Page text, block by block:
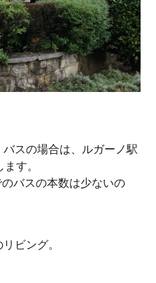
スの場合は、ルガーノ駅
す。
のバスの本数は少ないの
ビング。